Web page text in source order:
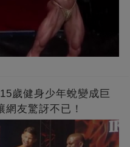
歲健身少年蛻變成巨
友驚訝不已！